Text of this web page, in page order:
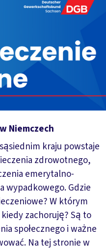
Niemczech
kraju powstaje
zdrowotnego,
emerytalno-
wypadkowego. Gdzie
W którym
zachoruję? Są to
społecznego i ważne
Na tej stronie w